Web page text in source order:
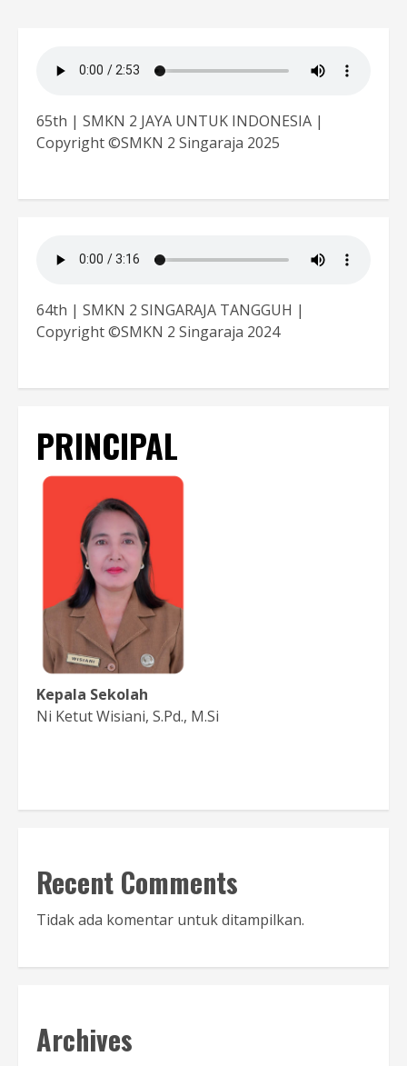
65th | SMKN 2 JAYA UNTUK INDONESIA |
Copyright ©SMKN 2 Singaraja 2025
64th | SMKN 2 SINGARAJA TANGGUH |
Copyright ©SMKN 2 Singaraja 2024
PRINCIPAL
Kepala Sekolah
Ni Ketut Wisiani, S.Pd., M.Si
Recent Comments
Tidak ada komentar untuk ditampilkan.
Archives